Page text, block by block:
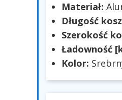
Materiał:
Długość
Szerokość
Ładowność
Kolor: